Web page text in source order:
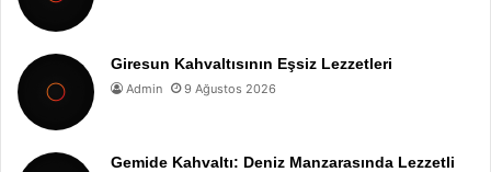
Giresun Kahvaltısının Eşsiz Lezzetleri
Admin 9 Ağustos 2026
Gemide Kahvaltı: Deniz Manzarasında Lezzetli